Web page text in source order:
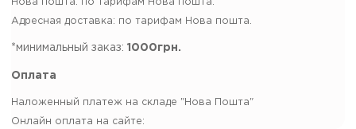
Адресная доставка: по тарифам Нова пошта.
*минимальный заказ: 1000грн.
Оплата
Наложенный платеж на складе "Нова Пошта"
Онлайн оплата на сайте: